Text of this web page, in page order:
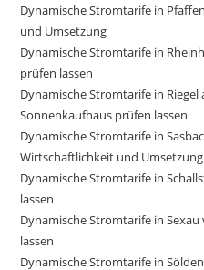
Dynamische Stromtarife in
und Umsetzung
Dynamische Stromtarife in
prüfen lassen
Dynamische Stromtarife in
Sonnenkaufhaus prüfen lassen
Dynamische Stromtarife in
Wirtschaftlichkeit und Umsetzung
Dynamische Stromtarife in
lassen
Dynamische Stromtarife in
lassen
Dynamische Stromtarife in